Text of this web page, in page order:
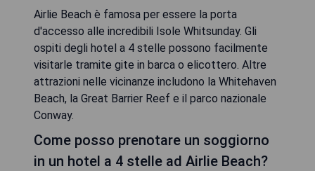
Airlie Beach è famosa per essere la porta
d'accesso alle incredibili Isole Whitsunday. Gli
ospiti degli hotel a 4 stelle possono facilmente
visitarle tramite gite in barca o elicottero. Altre
attrazioni nelle vicinanze includono la Whitehaven
Beach, la Great Barrier Reef e il parco nazionale
Conway.
Come posso prenotare un soggiorno
in un hotel a 4 stelle ad Airlie Beach?